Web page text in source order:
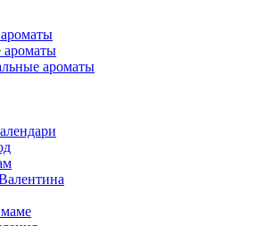
ароматы